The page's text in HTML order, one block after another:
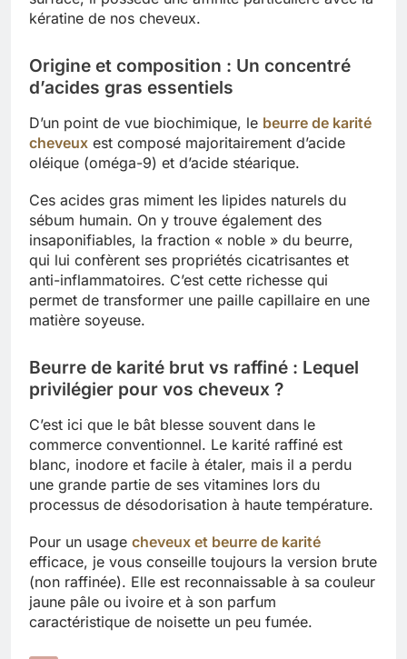
kératine de nos cheveux.
Origine et composition : Un concentré
d’acides gras essentiels
D’un point de vue biochimique, le beurre de karité
cheveux est composé majoritairement d’acide
oléique (oméga-9) et d’acide stéarique.
Ces acides gras miment les lipides naturels du
sébum humain. On y trouve également des
insaponifiables, la fraction « noble » du beurre,
qui lui confèrent ses propriétés cicatrisantes et
anti-inflammatoires. C’est cette richesse qui
permet de transformer une paille capillaire en une
matière soyeuse.
Beurre de karité brut vs raffiné : Lequel
privilégier pour vos cheveux ?
C’est ici que le bât blesse souvent dans le
commerce conventionnel. Le karité raffiné est
blanc, inodore et facile à étaler, mais il a perdu
une grande partie de ses vitamines lors du
processus de désodorisation à haute température.
Pour un usage cheveux et beurre de karité
efficace, je vous conseille toujours la version brute
(non raffinée). Elle est reconnaissable à sa couleur
jaune pâle ou ivoire et à son parfum
caractéristique de noisette un peu fumée.